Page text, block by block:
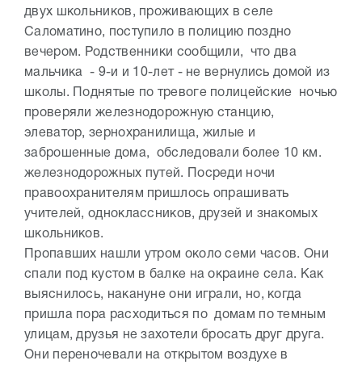
двух школьников, проживающих в селе
Саломатино, поступило в полицию поздно
вечером. Родственники сообщили, что два
мальчика - 9-и и 10-лет - не вернулись домой из
школы. Поднятые по тревоге полицейские ночью
проверяли железнодорожную станцию,
элеватор, зернохранилища, жилые и
заброшенные дома, обследовали более 10 км.
железнодорожных путей. Посреди ночи
правоохранителям пришлось опрашивать
учителей, одноклассников, друзей и знакомых
школьников.
Пропавших нашли утром около семи часов. Они
спали под кустом в балке на окраине села. Как
выяснилось, накануне они играли, но, когда
пришла пора расходиться по домам по темным
улицам, друзья не захотели бросать друг друга.
Они переночевали на открытом воздухе в